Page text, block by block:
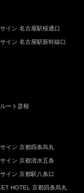
イン 名古屋駅桜通口
イン 名古屋駅新幹線口
ート彦根
イン 京都四条烏丸
イン 京都清水五条
イン 京都駅八条口
HOTEL 京都四条烏丸